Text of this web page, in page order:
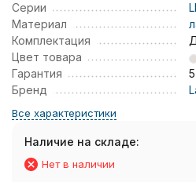
Серии
Материал
Комплектация
Цвет товара
Гарантия
Бренд
Все характеристики
Наличие на складе:
Нет в наличии